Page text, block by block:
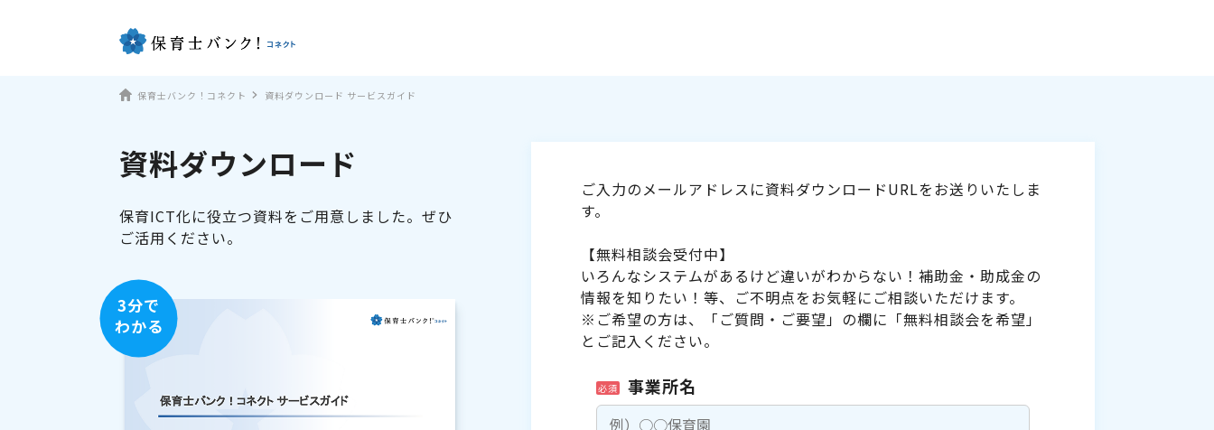
保育士バンク！コネクト 資料ダウンロード サービスガイド
資料ダウンロード
保育ICT化に役立つ資料をご用意しました。ぜひ
ご活用ください。
3分で
わかる
ご入力のメールアドレスに資料ダウンロードURLをお送りいたしま
す。
【無料相談会受付中】
いろんなシステムがあるけど違いがわからない！補助金・助成金の
情報を知りたい！等、ご不明点をお気軽にご相談いただけます。
※ご希望の方は、「ご質問・ご要望」の欄に「無料相談会を希望」
とご記入ください。
必須 事業所名